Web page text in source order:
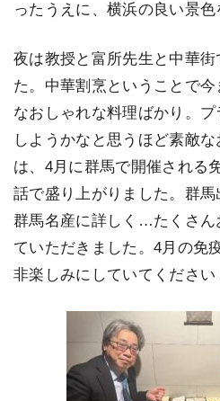
ったうえに、横浜の良い景色
夜は教授と富所先生と中華
た。中華割烹ということで
なおしゃれな料理ばかり。
しようかなと思うほど素敵
は、4月に群馬で開催される
話で盛り上がりました。群
群馬名産に詳しく…たくさん
ていただきました。4月の免
非楽しみにしていてください